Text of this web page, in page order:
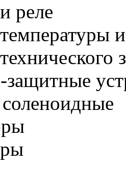
реле
защитные